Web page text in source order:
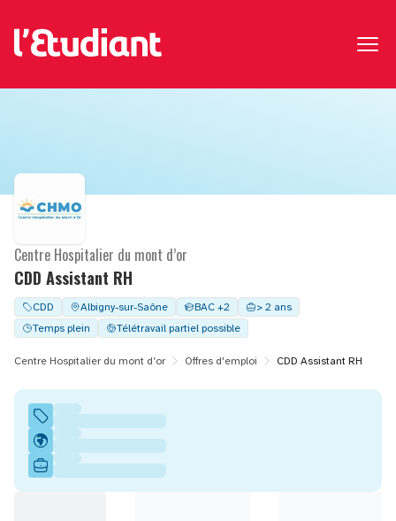
CDD Assistant RH
Centre Hospitalier du mont d’or
CDD Albigny-sur-Saône BAC +2
> 2 ans
Temps plein
Télétravail partiel possible
Centre Hospitalier du mont d’or Offres d'emploi CDD Assistant RH